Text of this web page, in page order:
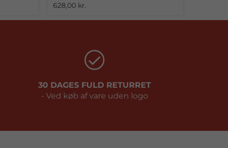
628,00 kr.
30 DAGES FULD RETURRET
- Ved køb af vare uden logo